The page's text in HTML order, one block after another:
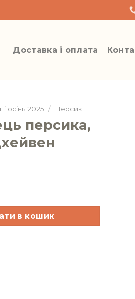
Доставка і оплата
осінь 2025 / Персик
персика,
сорт Редхейвен кількість
в кошик